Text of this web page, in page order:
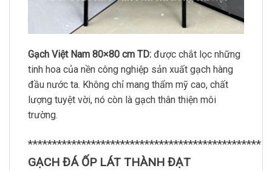
Gạch Việt Nam 80×80 cm TD: được chắt lọc những
tinh hoa của nền công nghiệp sản xuất gạch hàng
đầu nước ta. Không chỉ mang thẩm mỹ cao, chất
lượng tuyệt vời, nó còn là gạch thân thiện môi
trường.
************************************************
GẠCH ĐÁ ỐP LÁT THÀNH ĐẠT